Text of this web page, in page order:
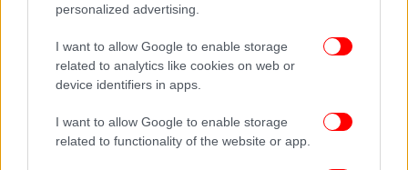
personalized advertising.
I want to allow Google to enable storage
related to analytics like cookies on web or
device identifiers in apps.
I want to allow Google to enable storage
related to functionality of the website or app.
ΚΟΣΜΟΣ
Twitter: Θα συμμορφωθούμε με την εντολή της
ΕΕ για κυρώσεις σε RT και Sputnik όταν τεθεί σε